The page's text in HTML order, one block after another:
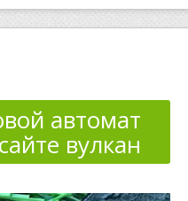
автомат
вулкан